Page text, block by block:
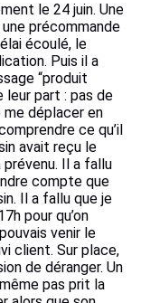
le 24 juin. Une
précommande
écoulé, le
Puis il a
“produit
leur part : pas de
me déplacer en
ce qu’il
avait reçu le
prévenu. Il a fallu
compte que
Il a fallu que je
pour qu’on
venir le
client. Sur place,
de déranger. Un
pas prit la